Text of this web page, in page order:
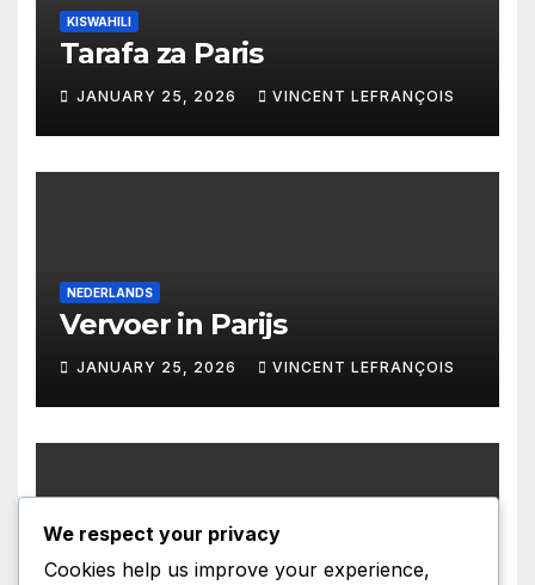
KISWAHILI
Tarafa za Paris
JANUARY 25, 2026 VINCENT LEFRANÇOIS
NEDERLANDS
Vervoer in Parijs
JANUARY 25, 2026 VINCENT LEFRANÇOIS
CATALA
We respect your privacy
Cookies help us improve your experience,